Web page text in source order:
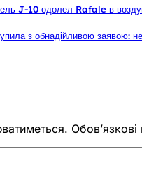
J-10 одолел Rafale в
з обнадійливою заявою:
Обов’язкові